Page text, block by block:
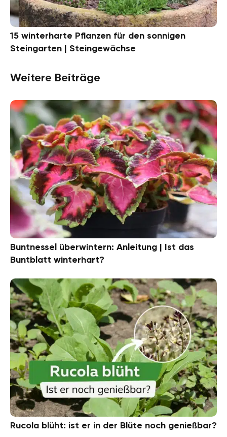
15 winterharte Pflanzen für den sonnigen
Steingarten | Steingewächse
Weitere Beiträge
Buntnessel überwintern: Anleitung | Ist das
Buntblatt winterhart?
Rucola blüht: ist er in der Blüte noch genießbar?